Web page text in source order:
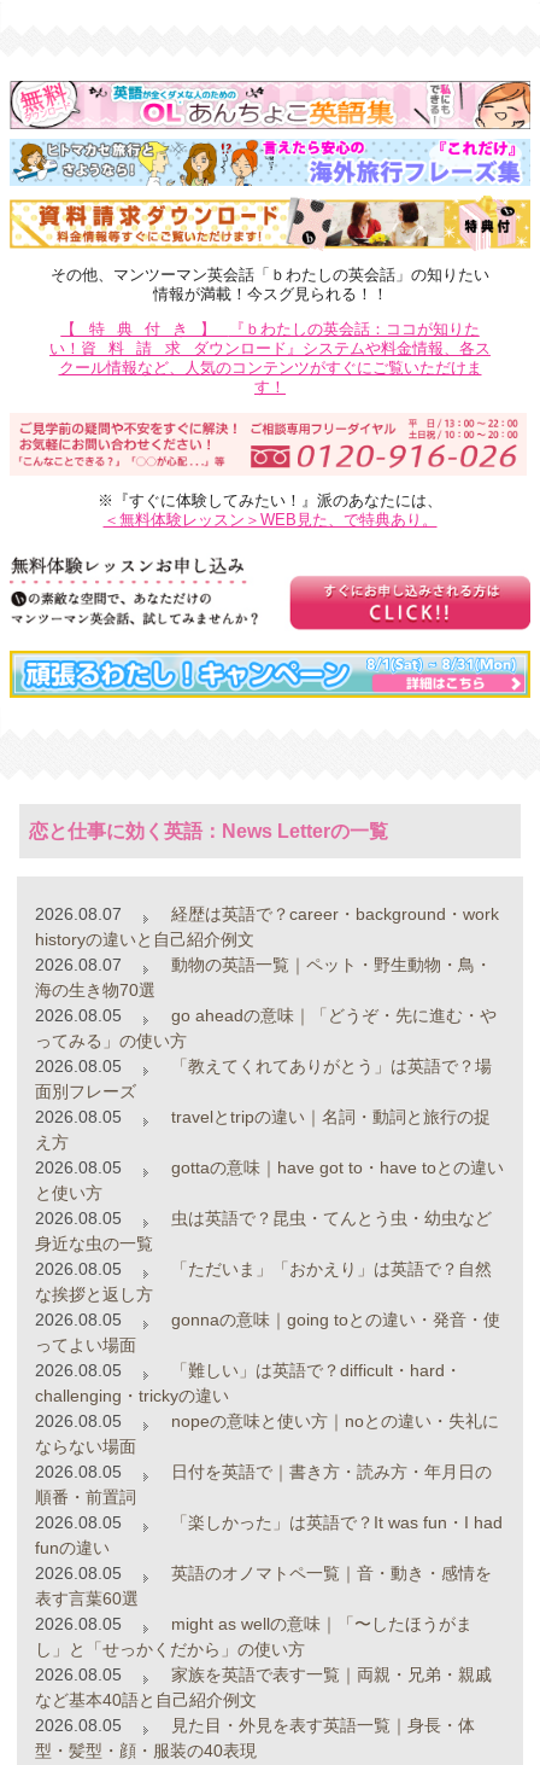
その他、マンツーマン英会話「ｂわたしの英会話」の知りたい
情報が満載！今スグ見られる！！
【特典付き】
『ｂわたしの英会話：ココが知りた
い！ 資料請求 ダウンロード』システムや料金情報、各ス
クール情報など、人気のコンテンツがすぐにご覧いただけま
す！
※『すぐに体験してみたい！』派のあなたには、
＜無料体験レッスン＞WEB見た、で特典あり。
恋と仕事に効く英語：News Letterの一覧
2026.08.07
経歴は英語で？career・background・work
historyの違いと自己紹介例文
2026.08.07
動物の英語一覧｜ペット・野生動物・鳥・
海の生き物70選
2026.08.05
go aheadの意味｜「どうぞ・先に進む・や
ってみる」の使い方
2026.08.05
「教えてくれてありがとう」は英語で？場
面別フレーズ
2026.08.05
travelとtripの違い｜名詞・動詞と旅行の捉
え方
2026.08.05
gottaの意味｜have got to・have toとの違い
と使い方
2026.08.05
虫は英語で？昆虫・てんとう虫・幼虫など
身近な虫の一覧
2026.08.05
「ただいま」「おかえり」は英語で？自然
な挨拶と返し方
2026.08.05
gonnaの意味｜going toとの違い・発音・使
ってよい場面
2026.08.05
「難しい」は英語で？difficult・hard・
challenging・trickyの違い
2026.08.05
nopeの意味と使い方｜noとの違い・失礼に
ならない場面
2026.08.05
日付を英語で｜書き方・読み方・年月日の
順番・前置詞
2026.08.05
「楽しかった」は英語で？It was fun・I had
funの違い
2026.08.05
英語のオノマトペ一覧｜音・動き・感情を
表す言葉60選
2026.08.05
might as wellの意味｜「〜したほうがま
し」と「せっかくだから」の使い方
2026.08.05
家族を英語で表す一覧｜両親・兄弟・親戚
など基本40語と自己紹介例文
2026.08.05
見た目・外見を表す英語一覧｜身長・体
型・髪型・顔・服装の40表現